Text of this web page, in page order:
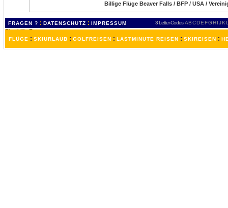
Billige Flüge Beaver Falls / BFP / USA /
FRAGEN ? : DATENSCHUTZ : IMPRESSUM 3 Letter-Codes ABCDEFGH IJKL
FLÜGE : SKIURLAUB : GOLFREISEN : LASTMINUTE REISEN : SKIREISEN :